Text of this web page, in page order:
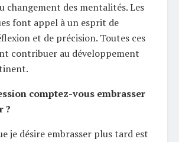
changement des mentalités. Les
font appel à un esprit de
et de précision. Toutes ces
contribuer au développement
comptez-vous embrasser
?
je désire embrasser plus tard est